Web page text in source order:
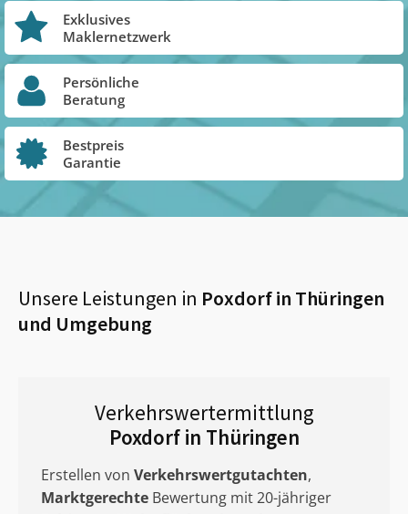
Exklusives
Maklernetzwerk
Persönliche
Beratung
Bestpreis
Garantie
Unsere Leistungen in Poxdorf in Thüringen
und Umgebung
Verkehrswertermittlung
Poxdorf in Thüringen
Erstellen von Verkehrswertgutachten,
Marktgerechte Bewertung mit 20-jähriger